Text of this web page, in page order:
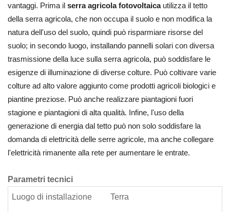
vantaggi. Prima il serra agricola fotovoltaicautilizza il tetto
della serra agricola, che non occupa il suolo e non modifica la
natura dell'uso del suolo, quindi può risparmiare risorse del
suolo; in secondo luogo, installando pannelli solari con diversa
trasmissione della luce sulla serra agricola, può soddisfare le
esigenze di illuminazione di diverse colture. Può coltivare varie
colture ad alto valore aggiunto come prodotti agricoli biologici e
piantine preziose. Può anche realizzare piantagioni fuori
stagione e piantagioni di alta qualità. Infine, l'uso della
generazione di energia dal tetto può non solo soddisfare la
domanda di elettricità delle serre agricole, ma anche collegare
l'elettricità rimanente alla rete per aumentare le entrate.
Parametri tecnici
Luogo di installazione
Terra